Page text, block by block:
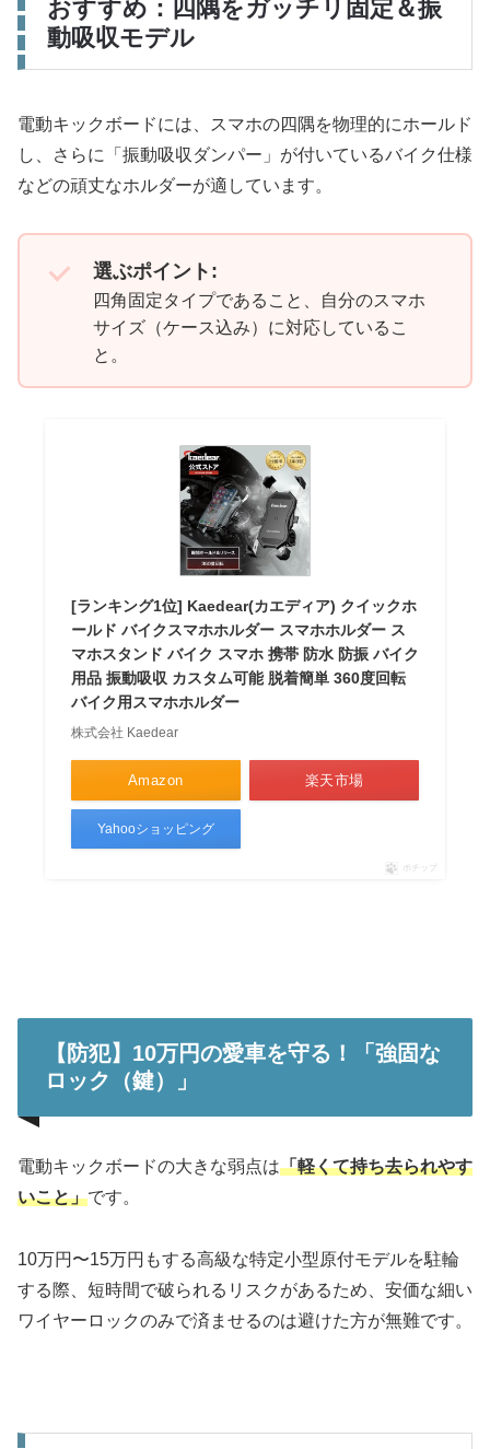
おすすめ：四隅をガッチリ固定＆振
動吸収モデル
電動キックボードには、スマホの四隅を物理的にホールド
し、さらに「振動吸収ダンパー」が付いているバイク仕様
などの頑丈なホルダーが適しています。
選ぶポイント:
四角固定タイプであること、自分のスマホ
サイズ（ケース込み）に対応しているこ
と。
[ランキング1位] Kaedear(カエディア) クイックホ
ールド バイクスマホホルダー スマホホルダー ス
マホスタンド バイク スマホ 携帯 防水 防振 バイク
用品 振動吸収 カスタム可能 脱着簡単 360度回転
バイク用スマホホルダー
株式会社 Kaedear
Amazon 楽天市場
Yahooショッピング
ポチップ
【防犯】10万円の愛車を守る！「強固な
ロック（鍵）」
電動キックボードの大きな弱点は「軽くて持ち去られやす
いこと」です。
10万円〜15万円もする高級な特定小型原付モデルを駐輪
する際、短時間で破られるリスクがあるため、安価な細い
ワイヤーロックのみで済ませるのは避けた方が無難です。